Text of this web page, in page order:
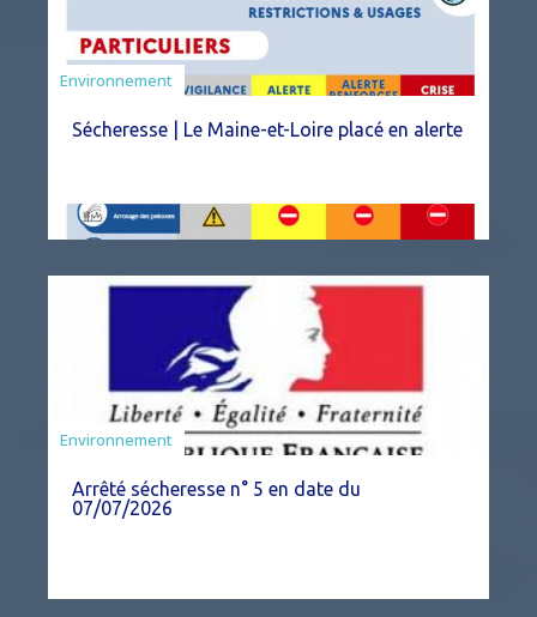
Environnement
Sécheresse | Le Maine-et-Loire placé en alerte
Agriculture
Environnement
Arrêté sécheresse n° 5 en date du
07/07/2026